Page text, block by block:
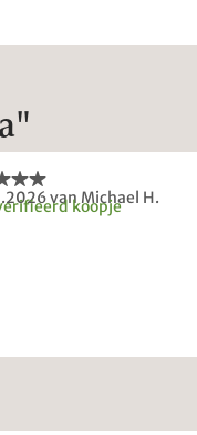
van Michael H.
koopje